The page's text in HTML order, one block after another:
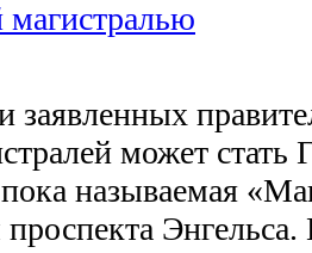
магистралью
заявленных
может стать
пока называемая
проспекта